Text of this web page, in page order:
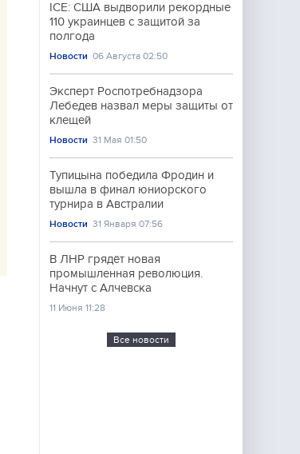
ICE: США выдворили рекордные
110 украинцев с защитой за
полгода
Новости 06 Августа 02:50
Эксперт Роспотребнадзора
Лебедев назвал меры защиты от
клещей
Новости 31 Мая 01:50
Тупицына победила Фродин и
вышла в финал юниорского
турнира в Австралии
Новости 31 Января 07:56
В ЛНР грядёт новая
промышленная революция.
Начнут с Алчевска
11 Июня 11:28
Все новости